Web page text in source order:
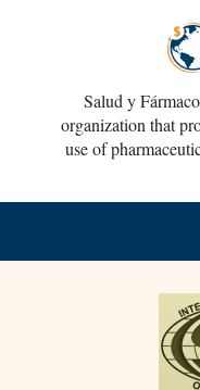
Salud y
organization that
use of